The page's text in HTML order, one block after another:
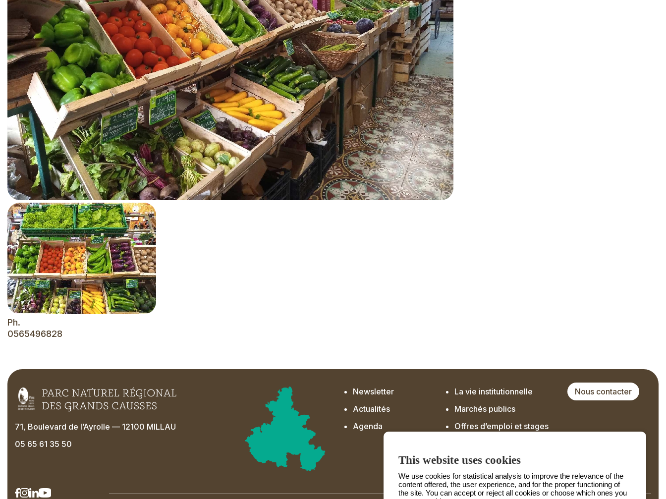
Ph.
0565496828
71, Boulevard de l’Ayrolle — 12100 MILLAU
05 65 61 35 50
Newsletter
La vie institutionnelle
Actualités
Marchés publics
Agenda
Offres d’emploi et stages
Nous contacter
This website uses cookies
We use cookies for statistical analysis to improve the relevance of the
content offered, the user experience, and for the proper functioning of
the site. You can accept or reject all cookies or choose which ones you